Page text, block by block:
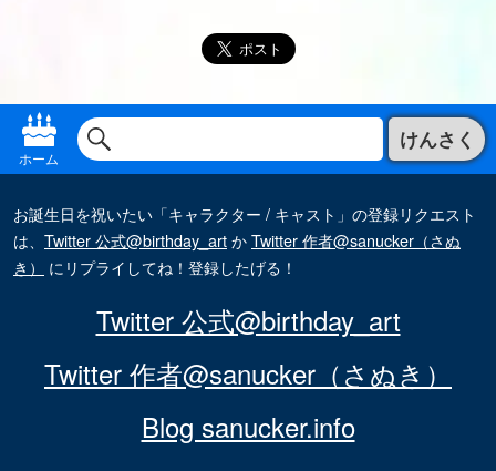
ホーム
けんさく
お誕生日を祝いたい「キャラクター / キャスト」の登録リクエスト
は、 Twitter 公式@birthday_artかTwitter 作者@sanucker（さぬ
き）
にリプライしてね！登録したげる！
Twitter 公式@birthday_art
Twitter 作者@sanucker（さぬき）
Blog sanucker.info